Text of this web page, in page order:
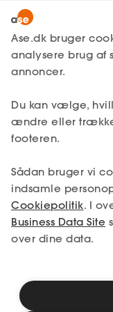
MitAse
Ase
Lønmodtager
A-kasse
Fagforening
Lønsikring
Få svar
Selvstændig
Studerende
Ase.dk bruger
analysere brug af
annoncer.
Du kan vælge,
ændre eller
footeren.
Sådan bruger vi
indsamle
Cookiepolitik. I
Business Data Site
over dine data.